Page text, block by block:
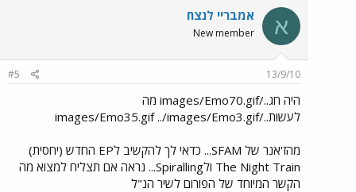
א אמבריי לנצח
New member
13/9/10
#5
היה חג../images/Emo70.gif מה
לעשות../images/Emo35.gif ../images/Emo3.gif
מהז'אנר של SFAM... כדאי לך להקשיב לEP החדש (יחסית)
The Night Train ולSpiralling... נראה אם תצליח למצוא מה
הקשר המיוחד של הפורום לשיר הנ"ל